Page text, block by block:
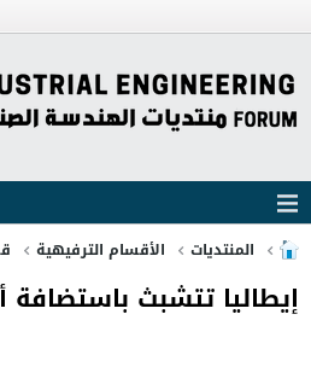
المنتديات الأقسام الترفيهية
إيطاليا تتشبث باستضافة